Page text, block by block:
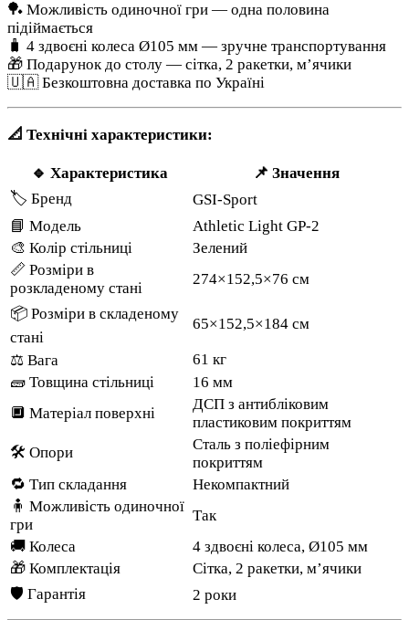
🏓 Можливість одиночної гри — одна половина
підіймається
🧳 4 здвоєні колеса Ø105 мм — зручне транспортування
🎁 Подарунок до столу — сітка, 2 ракетки, м’ячики
🇺🇦 Безкоштовна доставка по Україні
📐 Технічні характеристики:
🔹 Характеристика
📌 Значення
🏷 Бренд
GSI-Sport
📘 Модель
Athletic Light GP-2
🎨 Колір стільниці
Зелений
📏 Розміри в
розкладеному стані
274×152,5×76 см
📦 Розміри в складеному
стані
65×152,5×184 см
⚖️ Вага
61 кг
🧱 Товщина стільниці
16 мм
🔲 Матеріал поверхні
ДСП з антибліковим
пластиковим покриттям
🛠 Опори
Сталь з поліефірним
покриттям
🔁 Тип складання
Некомпактний
🧍 Можливість одиночної
гри
Так
🚚 Колеса
4 здвоєні колеса, Ø105 мм
🎁 Комплектація
Сітка, 2 ракетки, м’ячики
🛡 Гарантія
2 роки